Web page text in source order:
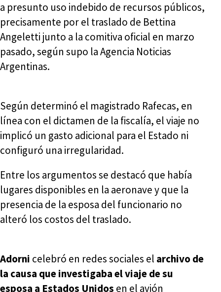
a presunto uso indebido de recursos públicos,
precisamente por el traslado de Bettina
Angeletti junto a la comitiva oficial en marzo
pasado, según supo la Agencia Noticias
Argentinas.
Según determinó el magistrado Rafecas, en
línea con el dictamen de la fiscalía, el viaje no
implicó un gasto adicional para el Estado ni
configuró una irregularidad.
Entre los argumentos se destacó que había
lugares disponibles en la aeronave y que la
presencia de la esposa del funcionario no
alteró los costos del traslado.
Adorni celebró en redes sociales el archivo de
la causa que investigaba el viaje de su
esposa a Estados Unidos en el avión